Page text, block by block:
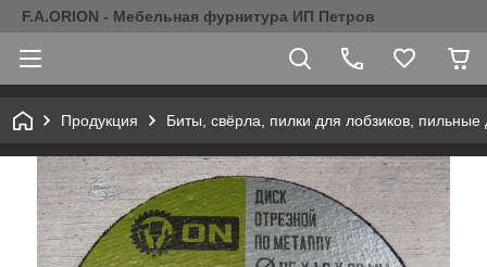
F.A.ORION - Мебельная фурнитура ИП Петров
Продукция Биты, свёрла, пилки для лобзиков, пильные